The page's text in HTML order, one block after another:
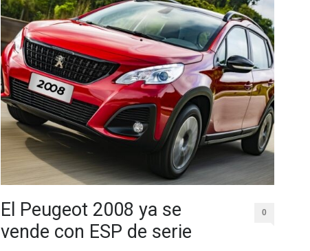
El Peugeot 2008 ya se
vende con ESP de serie
0